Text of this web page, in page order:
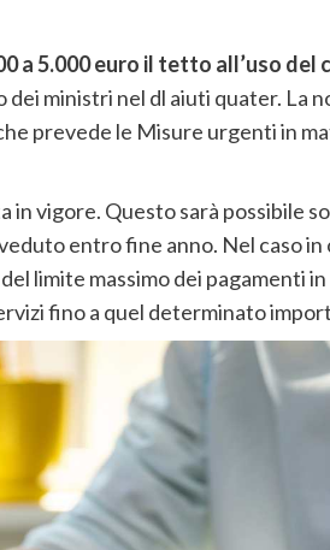
a 5.000 euro il tetto all’uso del
ministri nel dl aiuti quater. La
prevede le Misure urgenti in
vigore. Questo sarà possibile
entro fine anno. Nel caso in
limite massimo dei pagamenti
fino a quel determinato